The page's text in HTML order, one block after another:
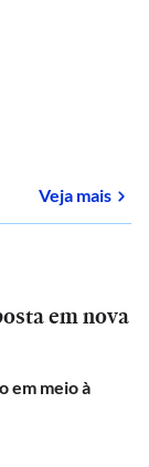
Veja mais
em nova
em meio à